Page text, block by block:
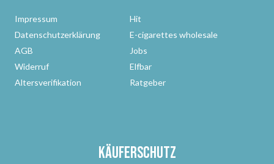
Impressum
Datenschutzerklärung
AGB
Widerruf
Altersverifikation
Hit
E-cigarettes wholesale
Jobs
Elfbar
Ratgeber
Käuferschutz